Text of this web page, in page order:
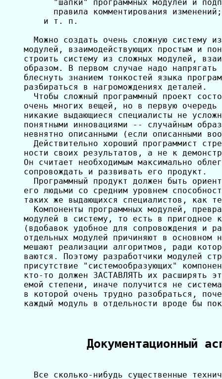
"шапки" программных модулей и
      правила комментирования изменений;
    и т. п.
Можно создать очень сложную систему
модулей, взаимодействующих простым и
строить систему из сложных модулей,
образом. В первом случае надо
блеснуть знанием тонкостей языка
разбираться в нагромождениях деталей.
Чтобы сложный программный проект
очень многих вещей, но в первую
никакие выдающиеся специалисты не
понятными инновациями -- случайным
невнятно описанными (если описанными
Действительно хороший программист
ности своих результатов, а не к
Он считает необходимым максимально
сопровождать и развивать его продукт.
Программный продукт должен быть
его людьми со средним уровнем
таких же выдающихся специалистов, как
Компоненты программных модулей,
модулей в систему, то есть в пригодное
(вдобавок удобное для сопровождения и
отдельных модулей причиняют в
мешают реализации алгоритмов, ради
ваются. Поэтому разработчики модулей
присутствие "системообразующих"
кто-то должен ЗАСТАВЛЯТЬ их расширять
емой степени, иначе получится не
в которой очень трудно разобраться,
каждый модуль в отдельности вроде бы
Документационный
Все сколько-нибудь существенные